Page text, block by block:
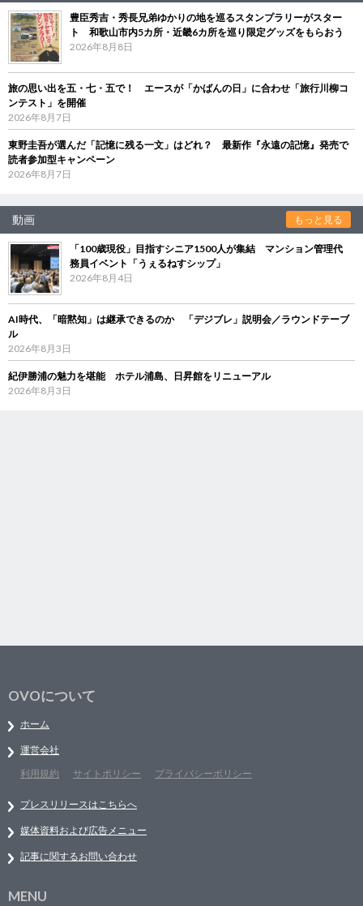
豊臣秀吉・秀長兄弟ゆかりの地を巡るスタンプラリーがスター
ト 和歌山市内5カ所・近畿6カ所を巡り限定グッズをもらおう
2026年8月8日
旅の思い出を五・七・五で！ エースが「かばんの日」に合わせ「旅行川柳コ
ンテスト」を開催
2026年8月7日
東野圭吾が選んだ「記憶に残る一文」はどれ？ 最新作『永遠の記憶』発売で
読者参加型キャンペーン
2026年8月7日
動画 もっと見る
「100歳現役」目指すシニア1500人が集結 マンション管理代
務員イベント「うぇるねすシップ」
2026年8月4日
AI時代、「暗黙知」は継承できるのか 「デジブレ」説明会／ラウンドテーブ
ル
2026年8月3日
紀伊勝浦の魅力を堪能 ホテル浦島、日昇館をリニューアル
2026年8月3日
OVOについて
ホーム
運営会社
利用規約
サイトポリシー プライバシーポリシー
プレスリリースはこちらへ
媒体資料および広告メニュー
記事に関するお問い合わせ
MENU